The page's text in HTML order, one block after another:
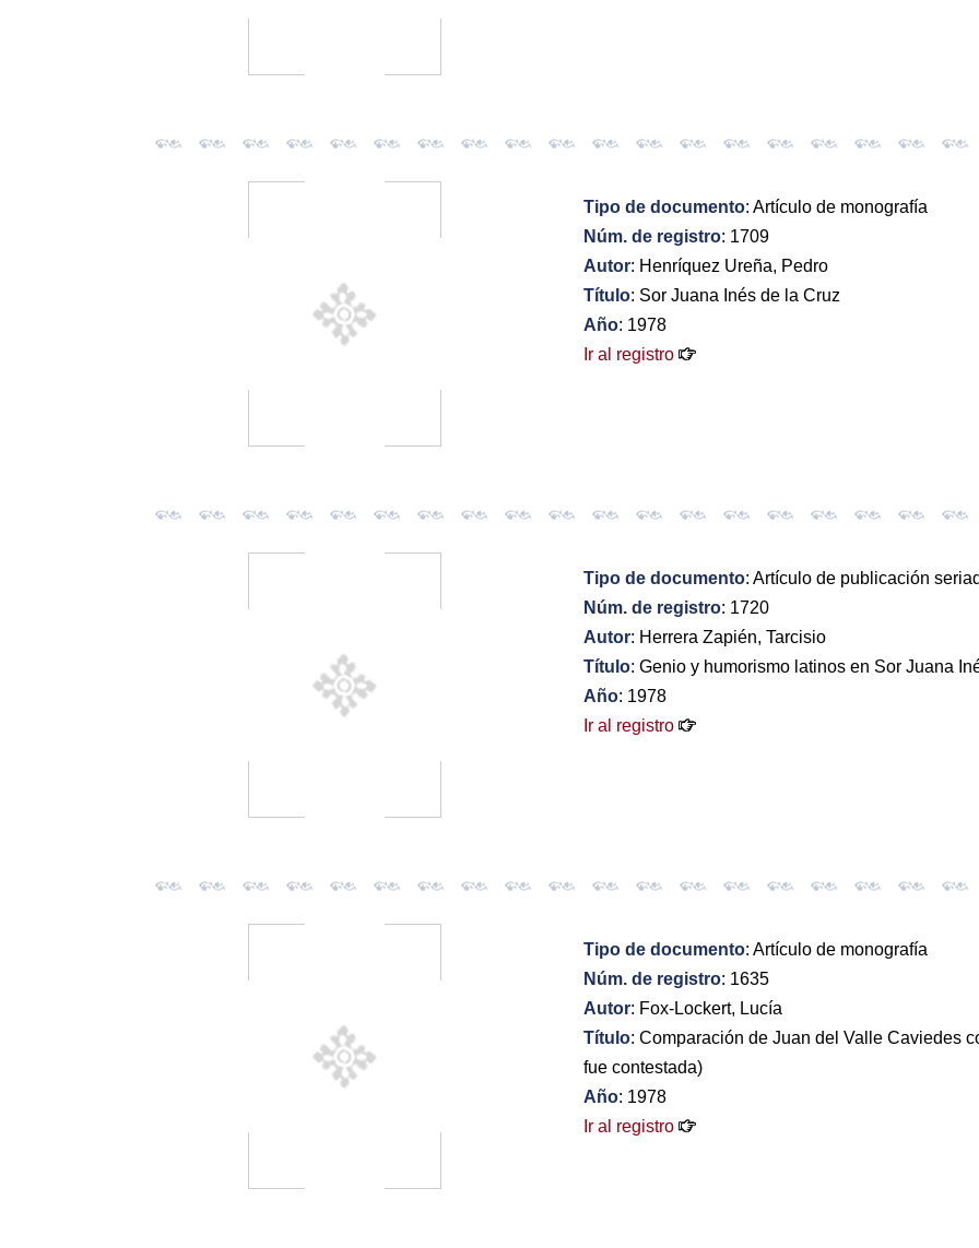
Tipo de documento: Artículo de monografía
Núm. de registro: 1709
Autor: Henríquez Ureña, Pedro
Título: Sor Juana Inés de la Cruz
Año: 1978
Ir al registro
Tipo de documento: Artículo de publicación
Núm. de registro: 1720
Autor: Herrera Zapién, Tarcisio
Título: Genio y humorismo latinos en Sor Juana
Año: 1978
Ir al registro
Tipo de documento: Artículo de monografía
Núm. de registro: 1635
Autor: Fox-Lockert, Lucía
Título: Comparación de Juan del Valle Caviedes
fue contestada)
Año: 1978
Ir al registro